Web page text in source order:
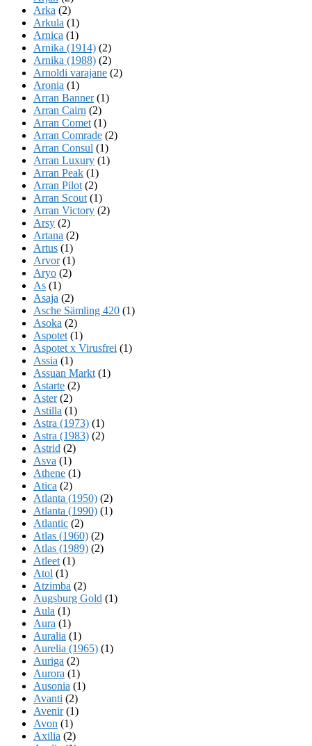
Arka (2)
Arkula (1)
Arnica (1)
Arnika (1914) (2)
Arnika (1988) (2)
Arnoldi varajane (2)
Aronia (1)
Arran Banner(1)
Arran Cairn (2)
Arran Comet (1)
Arran Comrade (2)
Arran Consul (1)
Arran Luxury (1)
Arran Peak (1)
Arran Pilot (2)
Arran Scout (1)
Arran Victory (2)
Arsy (2)
Artana (2)
Artus (1)
Arvor(1)
Aryo (2)
As (1)
Asaja (2)
Asche Sämling 420 (1)
Asoka (2)
Aspotet (1)
Aspotet x Virusfrei (1)
Assia (1)
Assuan Markt (1)
Astarte (2)
Aster(2)
Astilla (1)
Astra (1973) (1)
Astra (1983) (2)
Astrid (2)
Asva (1)
Athene (1)
Atica (2)
Atlanta (1950) (2)
Atlanta (1990) (1)
Atlantic (2)
Atlas (1960) (2)
Atlas (1989) (2)
Atleet (1)
Atol (1)
Atzimba (2)
Augsburg Gold (1)
Aula (1)
Aura (1)
Auralia (1)
Aurelia (1965) (1)
Auriga (2)
Aurora (1)
Ausonia (1)
Avanti (2)
Avenir(1)
Avon (1)
Axilia (2)